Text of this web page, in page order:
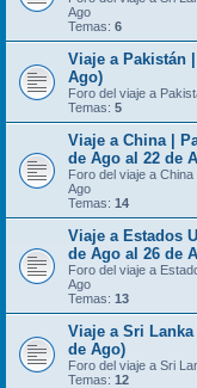
Ago
Temas: 6
Viaje a Pakistán
Ago)
Foro del viaje a
Temas: 5
Viaje a China |
de Ago al 22 de
Foro del viaje a
Ago
Temas: 14
Viaje a Estados
de Ago al 26 de
Foro del viaje a
Ago
Temas: 13
Viaje a Sri
de Ago)
Foro del viaje a Sri
Temas: 12